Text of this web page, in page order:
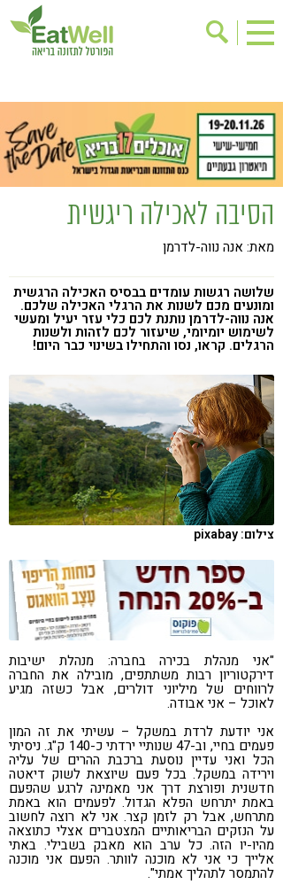
בישול בריא
אינדקס עסקים
ריפוי ומניעת מחלות
בריאות האישה
תוספי תזונה
מתכוני בריאות
אירועים
שינוי תזונתי
גישות בתזונה
ניקוי רעלים
מזונות על
ילדים
תזונה וספורט
הפרעות קשב & ריכוז
אכילה רגשית
רגישות לגלוטן
קורונה
טבעונות
הסיבה לאכילה ריגשית
מאת: אנה נווה-לדרמן
שלושה רגשות עומדים בבסיס האכילה הרגשית
ומונעים מכם לשנות את הרגלי האכילה שלכם.
אנה נווה-לדרמן נותנת לכם כלי עזר יעיל ומעשי
לשימוש יומיומי, שיעזור לכם לזהות ולשנות
הרגלים. קראו, נסו והתחילו בשינוי כבר היום!
צילום: pixabay
"אני מנהלת בכירה בחברה: מנהלת ישיבות
דירקטוריון רבות משתתפים, מובילה את החברה
לרווחים של מיליוני דולרים, אבל כשזה מגיע
לאוכל – אני אבודה.
אני יודעת לרדת במשקל – עשיתי את זה המון
פעמים בחיי, וב-47 שנותיי ירדתי כ-140 ק"ג. ניסיתי
הכל ואני עדיין נוסעת ברכבת ההרים של עליה
וירידה במשקל. בכל פעם שיוצאת לשוק דיאטה
חדשנית ופורצת דרך אני מאמינה לרגע שהפעם
באמת יתרחש הפלא הגדול. לפעמים הוא באמת
מתרחש, אבל רק לזמן קצר. אני לא רוצה לחשוב
על הנזקים הבריאותיים המצטברים אצלי כתוצאה
מהיו-יו הזה. כל ערב הוא מאבק בשבילי. באתי
אלייך כי אני לא מוכנה לוותר. הפעם אני מוכנה
להתמסר לתהליך אמתי".